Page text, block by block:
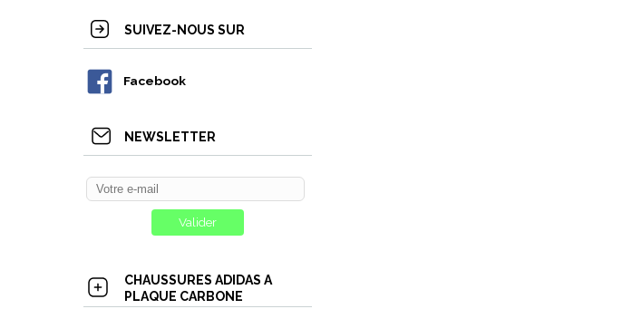
SUIVEZ-NOUS SUR
Facebook
NEWSLETTER
CHAUSSURES ADIDAS A
PLAQUE CARBONE